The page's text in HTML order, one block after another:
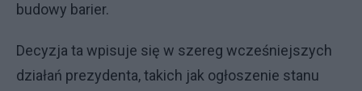
budowy barier.
Decyzja ta wpisuje się w szereg wcześniejszych
działań prezydenta, takich jak ogłoszenie stanu